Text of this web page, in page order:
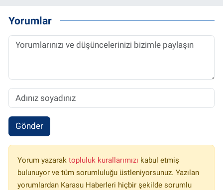
Yorumlar
Gönder
Yorum yazarak topluluk kurallarımızı kabul etmiş
bulunuyor ve tüm sorumluluğu üstleniyorsunuz. Yazılan
yorumlardan Karasu Haberleri hiçbir şekilde sorumlu